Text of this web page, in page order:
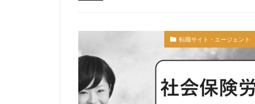
転職サイト・エージェント
人事労務
宮城県仙台市